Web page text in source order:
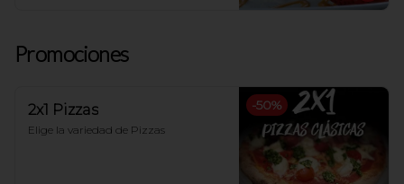
Promociones
-50%
2x1 Pizzas
Elige la variedad de Pizzas